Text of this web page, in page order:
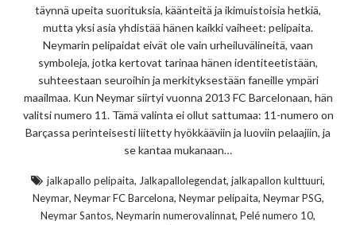
täynnä upeita suorituksia, käänteitä ja ikimuistoisia hetkiä,
mutta yksi asia yhdistää hänen kaikki vaiheet: pelipaita.
Neymarin pelipaidat eivät ole vain urheiluvälineitä, vaan
symboleja, jotka kertovat tarinaa hänen identiteetistään,
suhteestaan seuroihin ja merkityksestään faneille ympäri
maailmaa. Kun Neymar siirtyi vuonna 2013 FC Barcelonaan, hän
valitsi numero 11. Tämä valinta ei ollut sattumaa: 11-numero on
Barçassa perinteisesti liitetty hyökkääviin ja luoviin pelaajiin, ja
se kantaa mukanaan…
jalkapallo pelipaita, Jalkapallolegendat, jalkapallon kulttuuri,
Neymar, Neymar FC Barcelona, Neymar pelipaita, Neymar PSG,
Neymar Santos, Neymarin numerovalinnat, Pelé numero 10,